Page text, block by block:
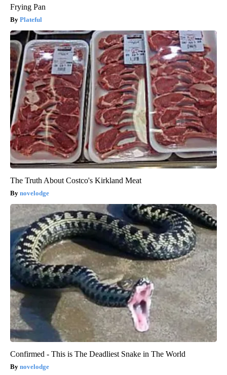
Frying Pan
Plateful
The Truth About Costco's Kirkland Meat
novelodge
Confirmed - This is The Deadliest Snake in The World
novelodge